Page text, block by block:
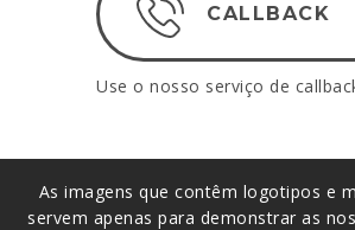
CALLBACK
Use o nosso serviço de
As imagens que contêm logotipos e
servem apenas para demonstrar as